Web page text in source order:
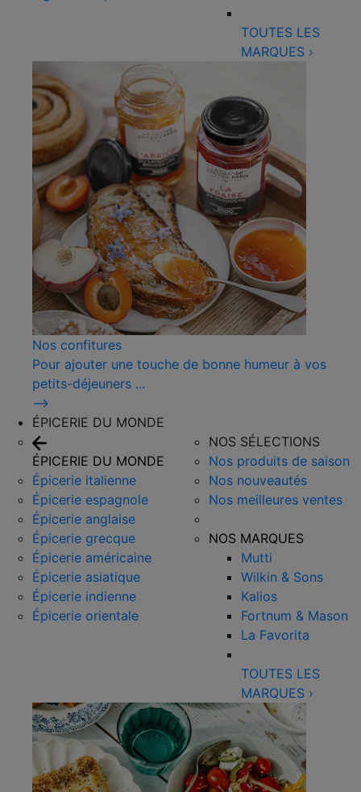
TOUTES LES
MARQUES ›
Nos confitures
Pour ajouter une touche de bonne humeur à vos
petits-déjeuners ...
⟶
ÉPICERIE DU MONDE
ÉPICERIE DU MONDE
Épicerie italienne
Épicerie espagnole
Épicerie anglaise
Épicerie grecque
Épicerie américaine
Épicerie asiatique
Épicerie indienne
Épicerie orientale
NOS SÉLECTIONS
Nos produits de saison
Nos nouveautés
Nos meilleures ventes
NOS MARQUES
Mutti
Wilkin & Sons
Kalios
Fortnum & Mason
La Favorita
TOUTES LES
MARQUES ›